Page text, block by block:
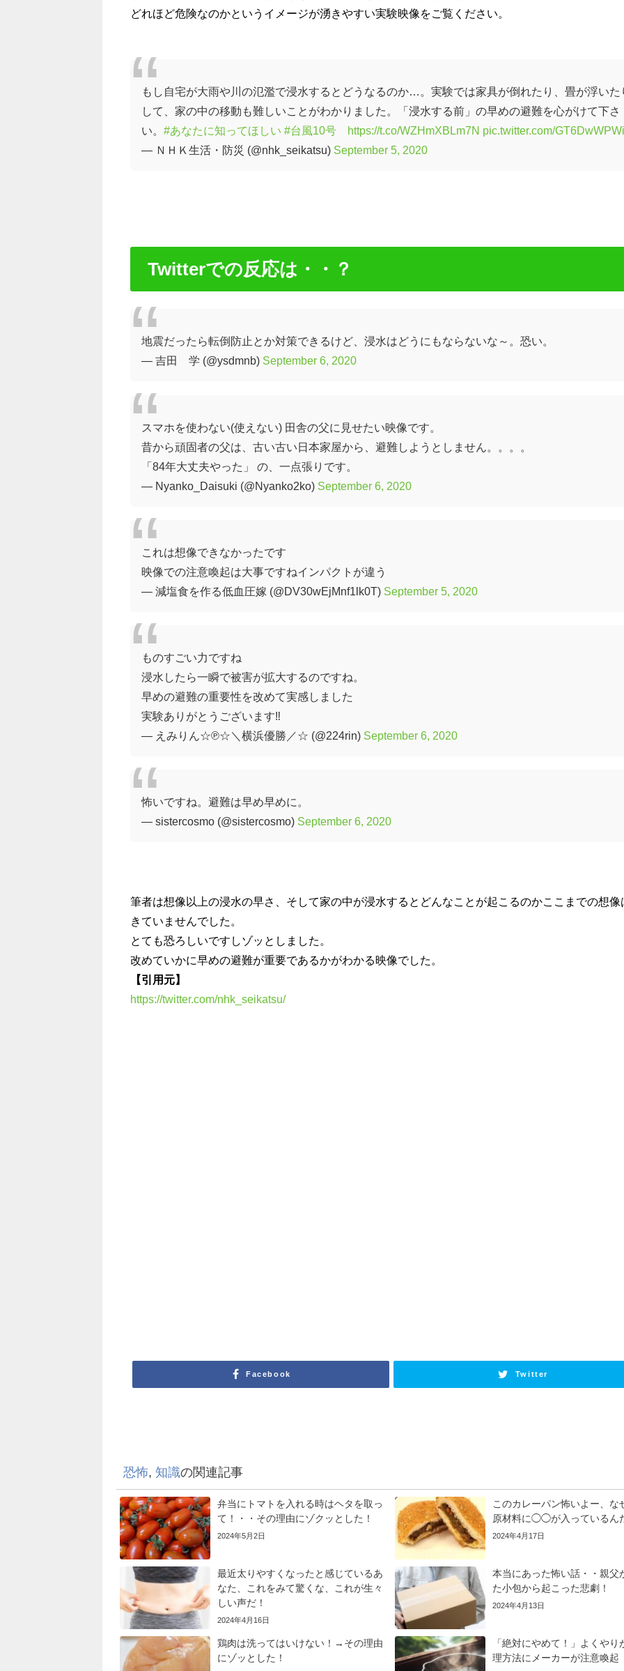
どれほど危険なのかというイメージが湧きやすい実験映像をご覧ください。
もし自宅が大雨や川の氾濫で浸水するとどうなるのか…。実験では家具が倒れたり、畳が浮いた
して、家の中の移動も難しいことがわかりました。「浸水する前」の早めの避難を心がけて下さ
い。 #あなたに知ってほしい #台風10号 https://t.co/WZHmXBLm7N pic.twitter.com/
— ＮＨＫ生活・防災 (@nhk_seikatsu) September 5, 2020
Twitterでの反応は・・？
地震だったら転倒防止とか対策できるけど、浸水はどうにもならないな～。恐い。
— 吉田 学 (@ysdmnb) September 6, 2020
スマホを使わない(使えない) 田舎の父に見せたい映像です。
昔から頑固者の父は、古い古い日本家屋から、避難しようとしません。。。。
「84年大丈夫やった」 の、一点張りです。
— Nyanko_Daisuki (@Nyanko2ko) September 6, 2020
これは想像できなかったです
映像での注意喚起は大事ですねインパクトが違う
— 減塩食を作る低血圧嫁 (@DV30wEjMnf1lk0T) September 5, 2020
ものすごい力ですね
浸水したら一瞬で被害が拡大するのですね。
早めの避難の重要性を改めて実感しました
実験ありがとうございます‼
— えみりん☆℗☆＼横浜優勝／☆ (@224rin) September 6, 2020
怖いですね。避難は早め早めに。
— sistercosmo (@sistercosmo) September 6, 2020
筆者は想像以上の浸水の早さ、そして家の中が浸水するとどんなことが起こるのかここまでの想像
きていませんでした。
とても恐ろしいですしゾッとしました。
改めていかに早めの避難が重要であるかがわかる映像でした。
【引用元】
https://twitter.com/nhk_seikatsu/
Facebook Twitter
恐怖 知識の関連記事
弁当にトマトを入れる時はヘタを取っ
て！・・その理由にゾクッとした！
2024年5月2日
このカレーパン怖いよー、な
原材料に◯◯が入っているん
2024年4月17日
最近太りやすくなったと感じているあ
なた、これをみて驚くな、これが生々
しい声だ！
2024年4月16日
本当にあった怖い話・・親父
た小包から起こった悲劇！
2024年4月13日
鶏肉は洗ってはいけない！→その理由
にゾッとした！
「絶対にやめて！」よくやり
理方法にメーカーが注意喚起